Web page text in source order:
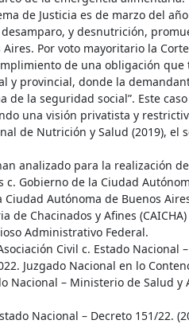
de Justicia es de marzo del
y desnutrición,
Aires. Por voto mayoritario la
de una obligación
y provincial, donde la
de la seguridad social”. Este
una visión privatista y
de Nutrición y Salud (2019),
analizado para la realización
Gobierno de la Ciudad
Autónoma de Buenos
Chacinados y Afines
Administrativo Federal.
Civil c. Estado
Juzgado Nacional en lo
Nacional – Ministerio de Salud y
Nacional – Decreto 151/22.